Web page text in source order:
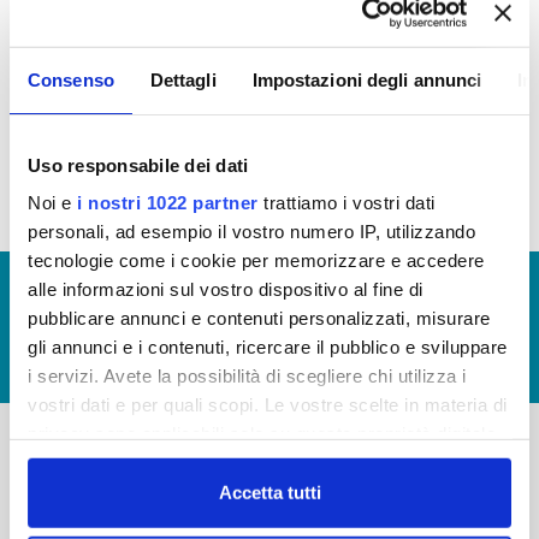
Consenso Dettagli Impostazioni degli annunci
Uso responsabile dei dati
Noi e i nostri 1022 partner trattiamo i vostri dati
personali, ad esempio il vostro numero IP, utilizzando
tecnologie come i cookie per memorizzare e accedere
alle informazioni sul vostro dispositivo al fine di
pubblicare annunci e contenuti personalizzati, misurare
gli annunci e i contenuti, ricercare il pubblico e sviluppare
i servizi. Avete la possibilità di scegliere chi utilizza i
vostri dati e per quali scopi. Le vostre scelte in materia di
in cui avete effettuato le vostre scelte. È possibile
modificare o revocare il proprio consenso in qualsiasi
momento dalla Dichiarazione sui cookie o facendo clic
Accetta tutti
OPERE PUBBLICHE
In questa sezione puoi trovare ilprogramma degli
interventi di Publiacqua 2020 - 2024(visualizza
© Copyright 2017 - 2026
GLOSSARIO
GIUDICA IL SERVIZIO
LAVORA CON NOI
Publiacqua S.p.A
-
FAQ